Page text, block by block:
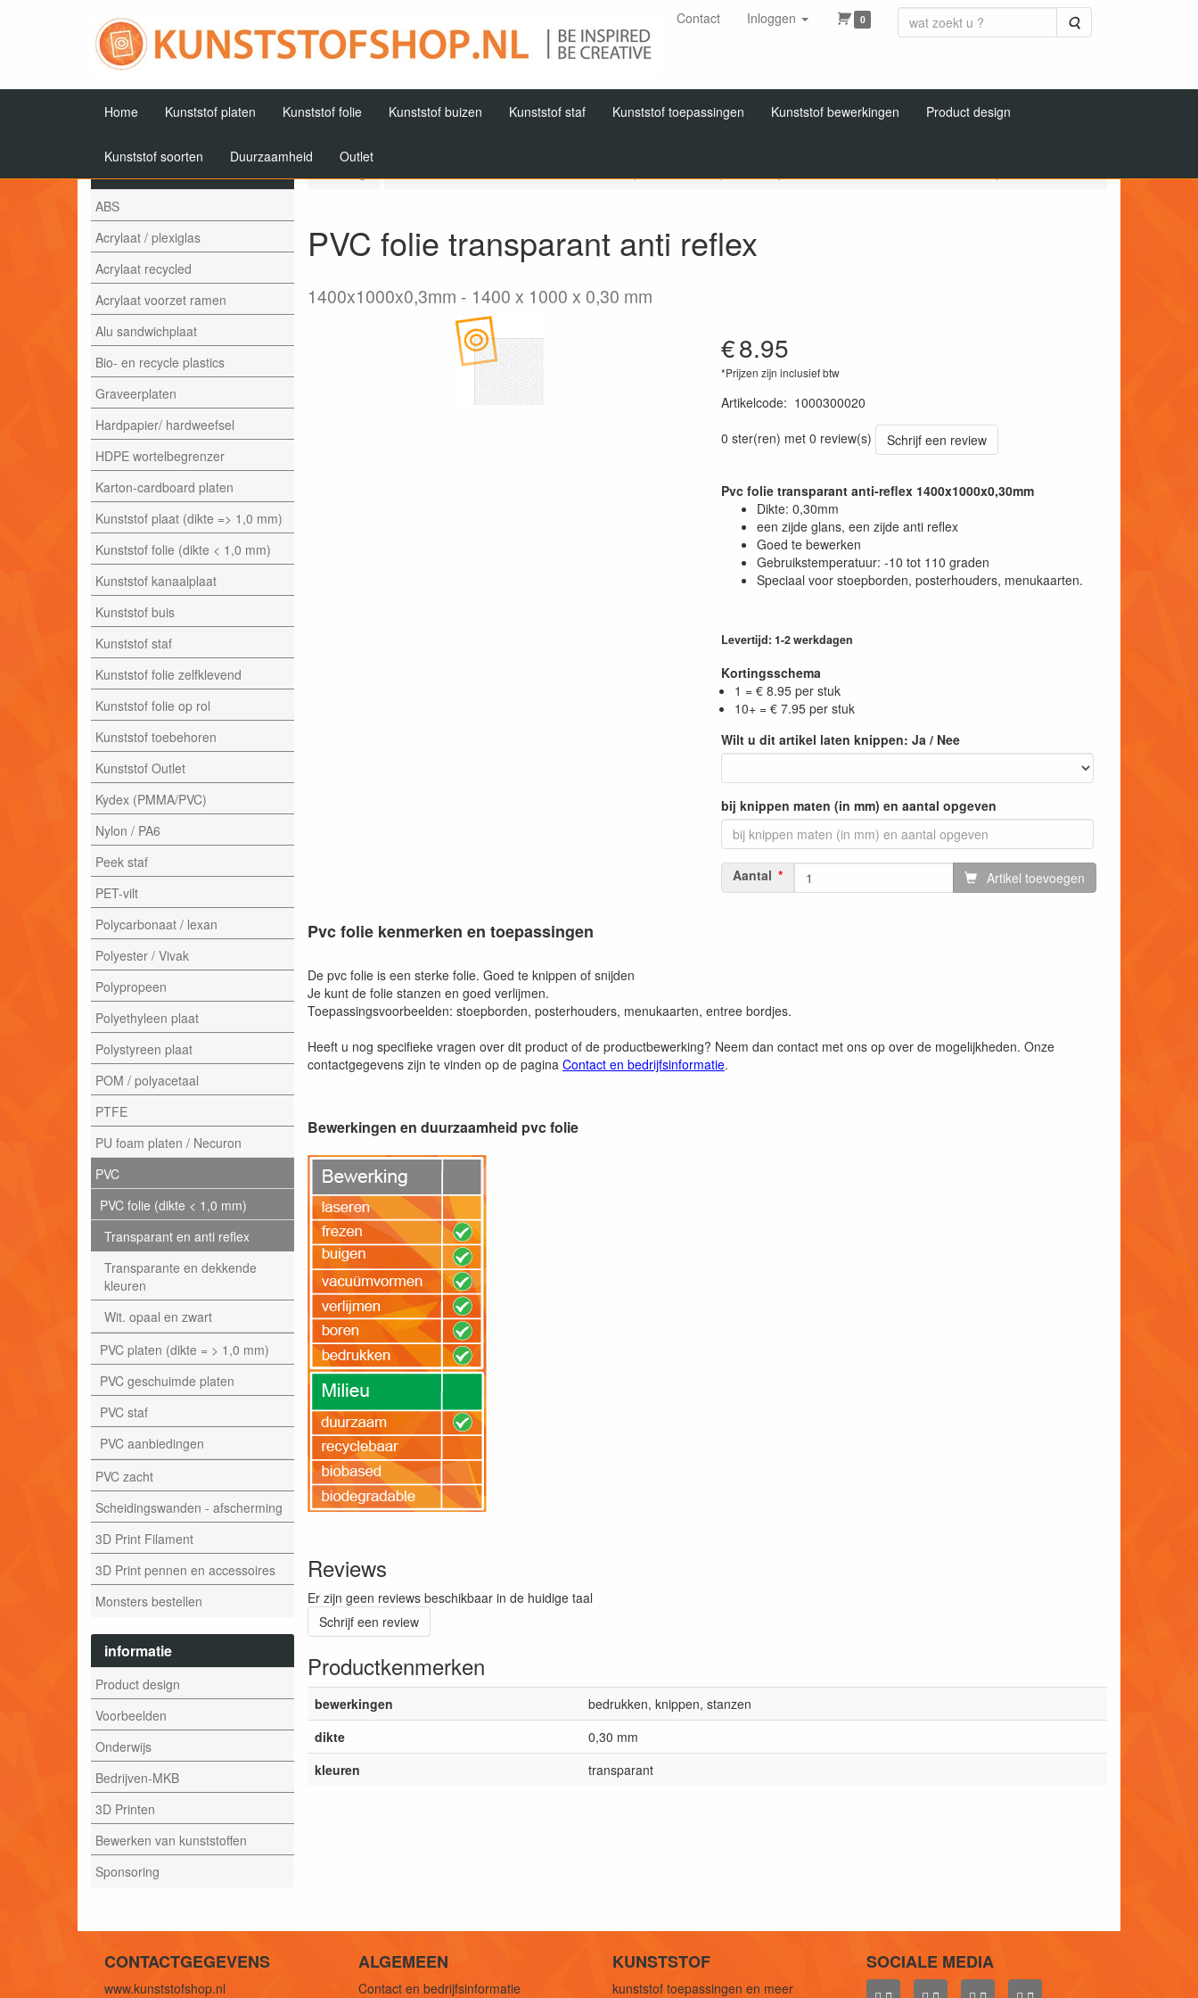
Contact Inloggen 0 Zoeken
Home Kunststof platen Kunststof folie Kunststof buizen Kunststof staf Kunststof toepassingen Kunststof bewerkingen Product design
Kunststof soorten Duurzaamheid Outlet
ABS
Acrylaat / plexiglas
Acrylaat recycled
Acrylaat voorzet ramen
Alu sandwichplaat
Bio- en recycle plastics
Graveerplaten
Hardpapier/ hardweefsel
HDPE wortelbegrenzer
Karton-cardboard platen
Kunststof plaat (dikte => 1,0 mm)
Kunststof folie (dikte < 1,0 mm)
Kunststof kanaalplaat
Kunststof buis
Kunststof staf
Kunststof folie zelfklevend
Kunststof folie op rol
Kunststof toebehoren
Kunststof Outlet
Kydex (PMMA/PVC)
Nylon / PA6
Peek staf
PET-vilt
Polycarbonaat / lexan
Polyester / Vivak
Polypropeen
Polyethyleen plaat
Polystyreen plaat
POM / polyacetaal
PTFE
PU foam platen / Necuron
PVC
PVC folie (dikte < 1,0 mm)
Transparant en anti reflex
Transparante en dekkende
kleuren
Wit. opaal en zwart
PVC platen (dikte = > 1,0 mm)
PVC geschuimde platen
PVC staf
PVC aanbiedingen
PVC zacht
Scheidingswanden - afscherming
3D Print Filament
3D Print pennen en accessoires
Monsters bestellen
informatie
Product design
Voorbeelden
Onderwijs
Bedrijven-MKB
3D Printen
Bewerken van kunststoffen
Sponsoring
PVC folie transparant anti reflex
1400x1000x0,3mm 1400 x 1000 x 0,30 mm
€8.95
*Prijzen zijn inclusief btw
Artikelcode: 1000300020
0 ster(ren) met 0 review(s)
Schrijf een review
Pvc folie transparant anti-reflex 1400x1000x0,30mm
Dikte: 0,30mm
een zijde glans, een zijde anti reflex
Goed te bewerken
Gebruikstemperatuur: -10 tot 110 graden
Speciaal voor stoepborden, posterhouders, menukaarten.
Levertijd: 1-2 werkdagen
Kortingsschema
1 = € 8.95 per stuk
10+ = € 7.95 per stuk
Wilt u dit artikel laten knippen: Ja / Nee
bij knippen maten (in mm) en aantal opgeven
Aantal Artikel toevoegen
Pvc folie kenmerken en toepassingen
De pvc folie is een sterke folie. Goed te knippen of snijden
Je kunt de folie stanzen en goed verlijmen.
Toepassingsvoorbeelden: stoepborden, posterhouders, menukaarten, entree bordjes.
Heeft u nog specifieke vragen over dit product of de productbewerking? Neem dan contact met ons op over de mogelijkheden. Onze
contactgegevens zijn te vinden op de pagina Contact en bedrijfsinformatie.
Bewerkingen en duurzaamheid pvc folie
Reviews
Er zijn geen reviews beschikbaar in de huidige taal
Schrijf een review
Productkenmerken
bewerkingen
bedrukken, knippen, stanzen
dikte
0,30 mm
kleuren
transparant
CONTACTGEGEVENS
www.kunststofshop.nl
ALGEMEEN
Contact en bedrijfsinformatie
KUNSTSTOF
kunststof toepassingen en meer
SOCIALE MEDIA